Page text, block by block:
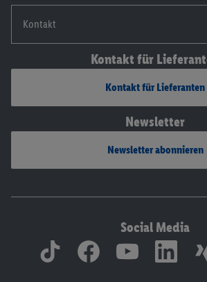
Kontakt
Kontakt für
Kontakt für Lieferanten
Newsletter
Newsletter abonnieren
Social Media